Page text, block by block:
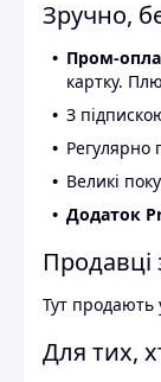
Зручно,
Пром-
картку.
З
Регулярно
Великі
Додаток
Продавці
Тут продають
Для тих,